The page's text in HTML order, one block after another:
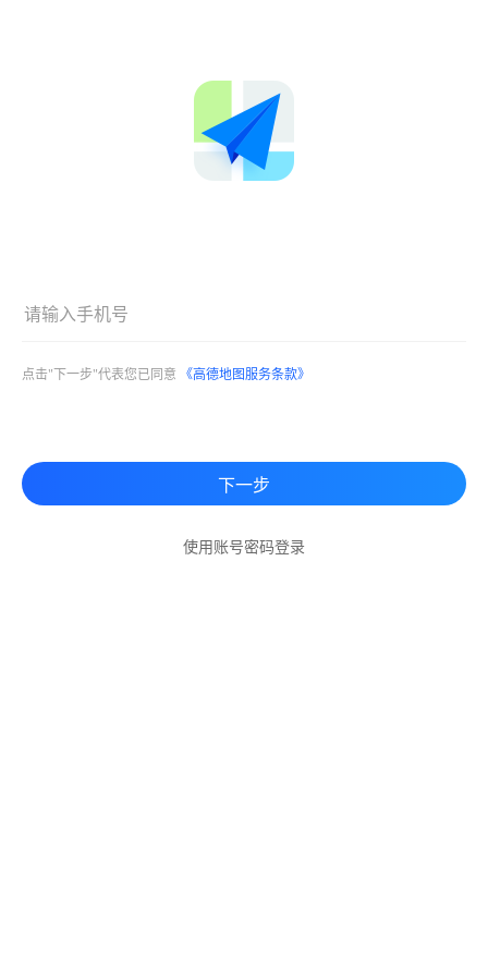
点击"下一步"代表您已同意 《高德地图服务条款》
下一步
使用账号密码登录